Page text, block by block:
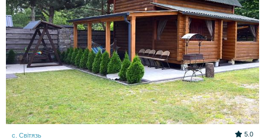
с. Світязь 5.0